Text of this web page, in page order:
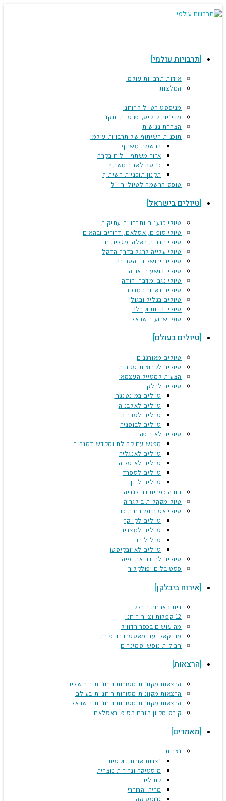
תרבויות עולמי
אודות תרבויות עולמי
המלצות
תנאים כללים
מניפסט הטיול הרוחני
מדיניות קוקיס, פרטיות ותקנון
הצהרת נגישות
תוכנית השיתוף של תרבויות עולמי
הרשמת משתף
אזור משתף – לוח בקרה
כניסה לאזור משתף
תקנון תוכניית השיתוף
טופס הרשמה לטיולי חו”ל
טיולים בישראל
טיולי כנענים ותרבויות עתיקות
טיולי סופים, אסלאם, דרוזים ובהאים
טיולי תרבות האלה ומגליתים
טיולי עלייה לרגל בדרך הדקל
טיולים ירושלים והסביבה
טיולי יהושע בן אריה
טיולי נגב ומדבר יהודה
טיולים באזור המרכז
טיולים בגליל ובגולן
טיולי יהדות וקבלה
סופי שבוע בישראל
טיולים בעולם
טיולים מאורגנים
טיולים לקבוצות סגורות
הצעות למטייל העצמאי
טיולים לבלקן
טיולים במונטנגרו
טיולים לאלבניה
טיולים לסרביה
טיולים לבוסניה
טיולים לאירופה
מפגש עם קהילת ומקדש דמנהור
טיולים לאנגליה
טיולים לאיטליה
טיולים לספרד
טיולים ליוון
חוויה כפרית בבולגריה
טיול מקהלות בולגריה
טיולי אסיה ומזרח תיכון
טיולים לקווקז
טיולים למצרים
טיול לירדן
טיולים לאוזבקיסטן
טיולים להודו ואתיופיה
פסטיבלים ופולקלור
אירוח ביבלקן
בית הארחה ביבלקן
מה עושים בכפר רדוויל
מוזיקאלי עם מאסטרו רון פורת
חבילות נופש וסמינרים
הרצאות
הרצאות מקוונות מסורות רוחניות בירושלים
הרצאות מקוונות מסורות רוחניות בעולם
הרצאות מקוונות מסורות רוחניות בישראל
קורס מקוון הזרם הסופי באסלאם
מאמרים
נצרות
נצרות אורתודוקסית
מיסטיקה ונזירות נוצרית
קתוליות
מריה והרוזרי
גנוסטיקה